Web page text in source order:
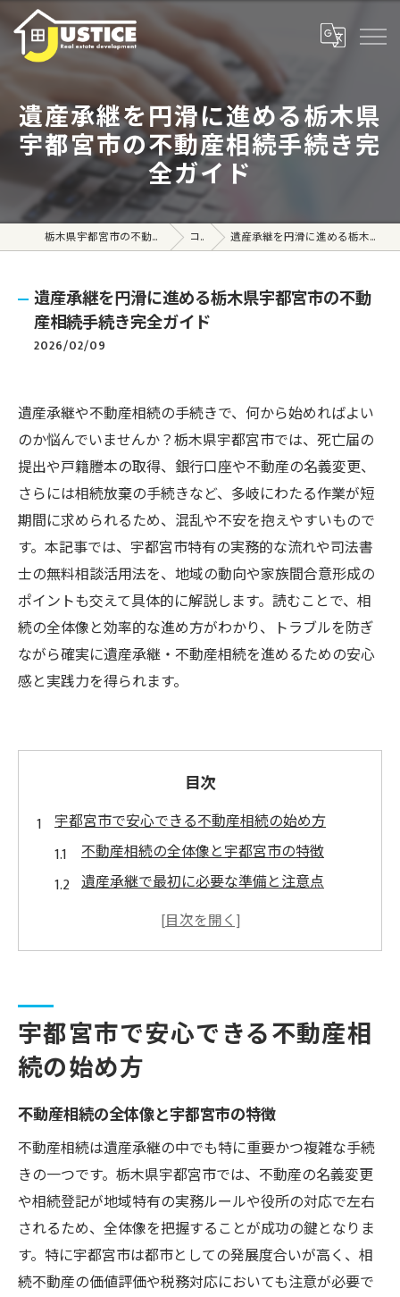
遺産承継を円滑に進める栃木県
宇都宮市の不動産相続手続き完
全ガイド
栃木県宇都宮市の不動産売買なら株式会社ジャスティス コラム 遺産承継を円滑に進める栃木県宇都宮市の不動産相続手続き完全ガイド
遺産承継を円滑に進める栃木県宇都宮市の不動
産相続手続き完全ガイド
2026/02/09
遺産承継や不動産相続の手続きで、何から始めればよい
のか悩んでいませんか？栃木県宇都宮市では、死亡届の
提出や戸籍謄本の取得、銀行口座や不動産の名義変更、
さらには相続放棄の手続きなど、多岐にわたる作業が短
期間に求められるため、混乱や不安を抱えやすいもので
す。本記事では、宇都宮市特有の実務的な流れや司法書
士の無料相談活用法を、地域の動向や家族間合意形成の
ポイントも交えて具体的に解説します。読むことで、相
続の全体像と効率的な進め方がわかり、トラブルを防ぎ
ながら確実に遺産承継・不動産相続を進めるための安心
感と実践力を得られます。
目次
宇都宮市で安心できる不動産相続の始め方
不動産相続の全体像と宇都宮市の特徴
遺産承継で最初に必要な準備と注意点
相続発生後にやるべき手続きの流れ解説
無料相談で不動産相続の不安を解消する方
法
遺産承継相談時に準備したい書類と情報
司法書士や専門家の無料相談の選び方
不動産相続の進行を助ける相談センター活
用
司法書士依頼でスムーズな相続手続きを実現
不動産相続で司法書士依頼が重要な理由
宇都宮市で安心できる不動産相
続の始め方
不動産相続の全体像と宇都宮市の特徴
不動産相続は遺産承継の中でも特に重要かつ複雑な手続
きの一つです。栃木県宇都宮市では、不動産の名義変更
や相続登記が地域特有の実務ルールや役所の対応で左右
されるため、全体像を把握することが成功の鍵となりま
す。特に宇都宮市は都市としての発展度合いが高く、相
続不動産の価値評価や税務対応においても注意が必要で